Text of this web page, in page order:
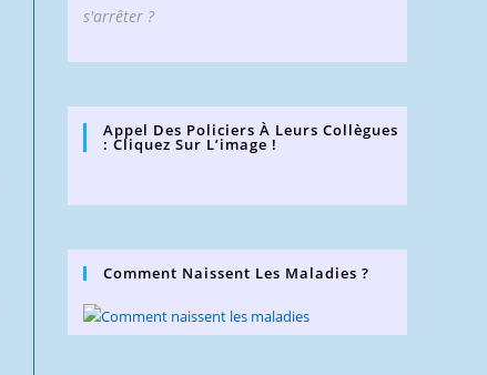
s'arrêter ?
Appel Des Policiers À Leurs Collègues
: Cliquez Sur L’image !
Comment Naissent Les Maladies ?